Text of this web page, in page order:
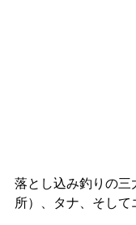
落とし込み釣りの三
所）、タナ、そして